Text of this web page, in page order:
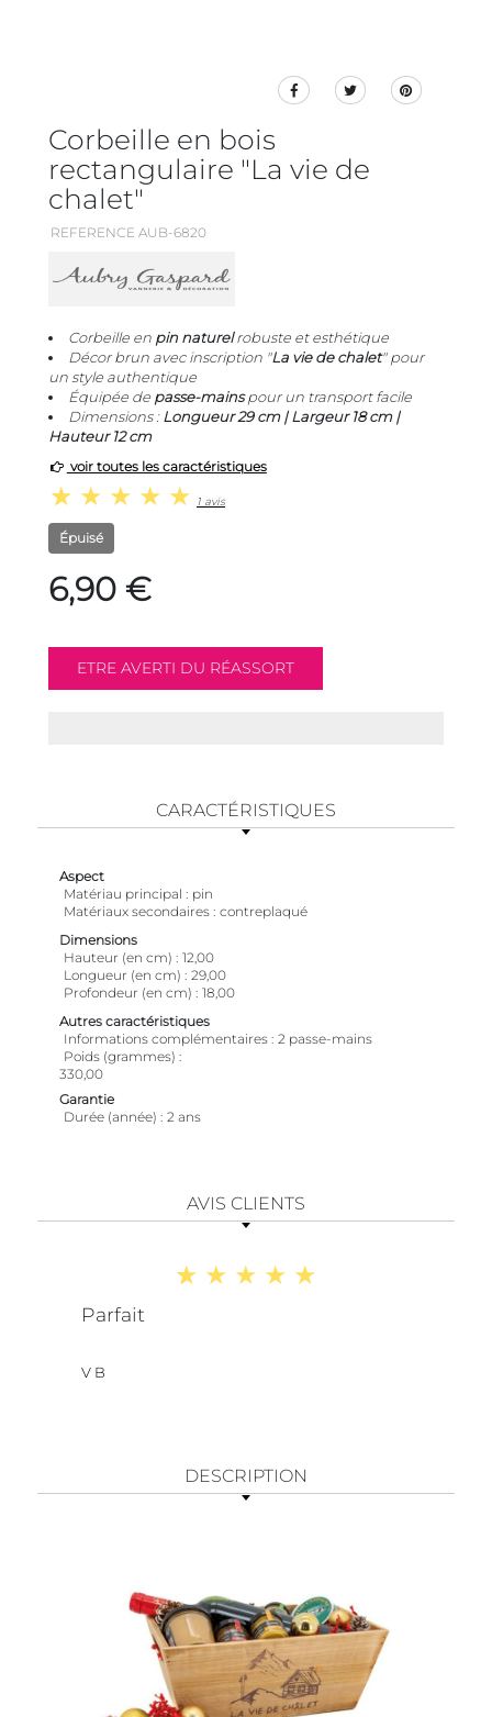
Corbeille en bois
rectangulaire "La vie de
chalet"
REFERENCE AUB-6820
Corbeille en pin naturelrobuste et esthétique
Décor brun avec inscription "La vie de chalet" pour
un style authentique
Équipée de passe-mainspour un transport facile
Dimensions :Longueur 29 cm | Largeur 18 cm |
Hauteur 12 cm
voir toutes les caractéristiques
1 avis
Épuisé
6,90 €
CARACTÉRISTIQUES
Aspect
Matériau principal
pin
Matériaux secondaires contreplaqué
Dimensions
Hauteur (en cm)
12,00
Longueur (en cm)
29,00
Profondeur (en cm)
18,00
Autres caractéristiques
Informations complémentaires 2 passe-mains
Poids (grammes)
330,00
Garantie
Durée (année)
2 ans
AVIS CLIENTS
Parfait
V B
DESCRIPTION